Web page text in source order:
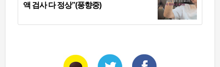
액 검사 다 정상”(풍향중)